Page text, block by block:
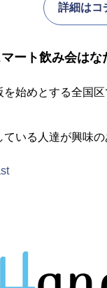
詳細はコ
ート飲み会はな
始めとする全国
いる人達が興味